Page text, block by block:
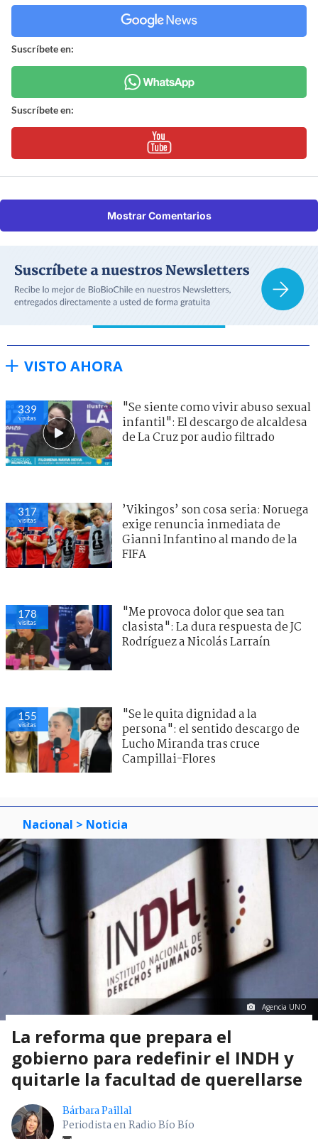
Suscríbete en:
Suscríbete en:
Mostrar Comentarios
VISTO AHORA
339
visitas
"Se siente como vivir abuso sexual
infantil": El descargo de alcaldesa
de La Cruz por audio filtrado
317
visitas
’Vikingos’ son cosa seria: Noruega
exige renuncia inmediata de
Gianni Infantino al mando de la
FIFA
178
visitas
"Me provoca dolor que sea tan
clasista": La dura respuesta de JC
Rodríguez a Nicolás Larraín
155
visitas
"Se le quita dignidad a la
persona": el sentido descargo de
Lucho Miranda tras cruce
Campillai-Flores
Nacional > Noticia
Agencia UNO
La reforma que prepara el
gobierno para redefinir el INDH y
quitarle la facultad de querellarse
Bárbara Paillal
Periodista en Radio Bío Bío